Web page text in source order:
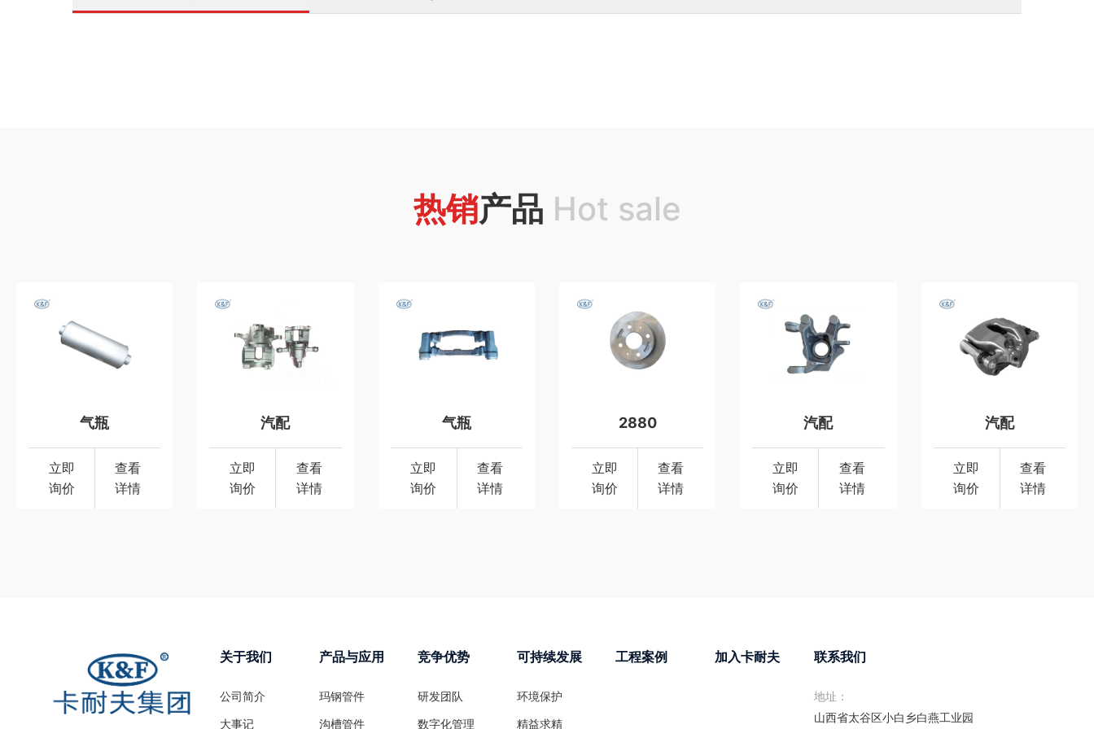
热销产品 Hot sale
气瓶
立即
询价
查看
详情
汽配
立即
询价
查看
详情
气瓶
立即
询价
查看
详情
2880
立即
询价
查看
详情
汽配
立即
询价
查看
详情
汽配
立即
询价
查看
详情
关于我们
公司简介
大事记
产品与应用
玛钢管件
沟槽管件
竞争优势
研发团队
数字化管理
可持续发展
环境保护
精益求精
工程案例 加入卡耐夫 联系我们
地址：
山西省太谷区小白乡白燕工业园